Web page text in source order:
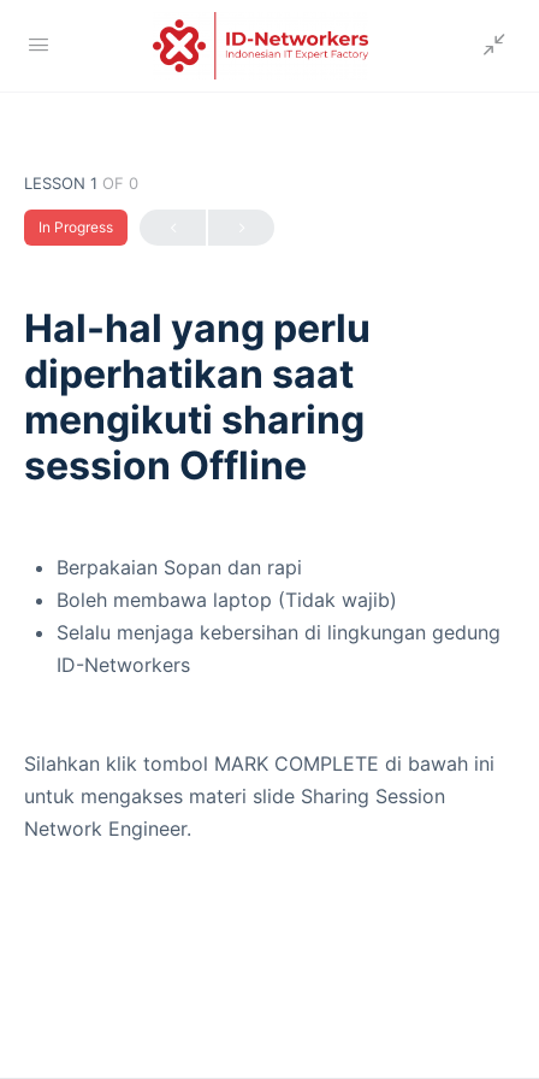
LESSON 1 OF 0
In Progress
Hal-hal yang perlu
diperhatikan saat
mengikuti sharing
session Offline
Berpakaian Sopan dan rapi
Boleh membawa laptop (Tidak wajib)
Selalu menjaga kebersihan di lingkungan gedung
ID-Networkers
Silahkan klik tombol MARK COMPLETE di bawah ini
untuk mengakses materi slide Sharing Session
Network Engineer.